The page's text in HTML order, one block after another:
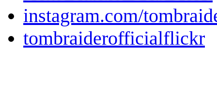
instagram.com/
tombraiderofficialflickr